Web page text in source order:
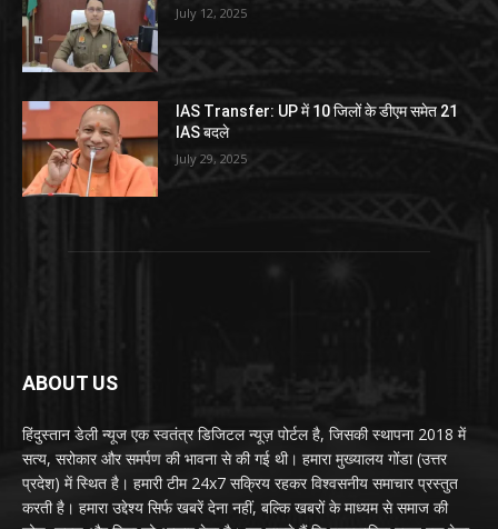
July 12, 2025
IAS Transfer: UP में 10 जिलों के डीएम समेत 21
IAS बदले
July 29, 2025
ABOUT US
हिंदुस्तान डेली न्यूज एक स्वतंत्र डिजिटल न्यूज़ पोर्टल है, जिसकी स्थापना 2018 में
सत्य, सरोकार और समर्पण की भावना से की गई थी। हमारा मुख्यालय गोंडा (उत्तर
प्रदेश) में स्थित है। हमारी टीम 24x7 सक्रिय रहकर विश्वसनीय समाचार प्रस्तुत
करती है। हमारा उद्देश्य सिर्फ खबरें देना नहीं, बल्कि खबरों के माध्यम से समाज की